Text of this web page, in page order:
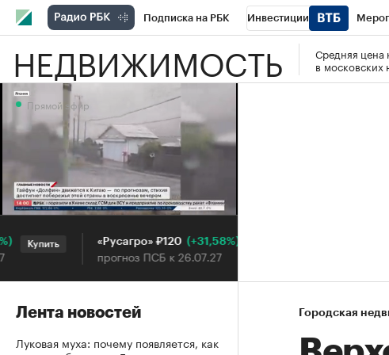
Подписка на РБК Инвестиции
РБК Вино Спорт Школа управления РБК
Кредитные рейтинги
Проверка контрагентов
НЕДВИЖИМОСТЬ
Средняя цена
в московских
Городская
Прямой эфир
Прямой эфир
Купить «Русагро» ₽120 (+31,58%)
прогноз ПСБ к 26.07.27
Купить
Лента новостей
Луковая муха: почему появляется, как